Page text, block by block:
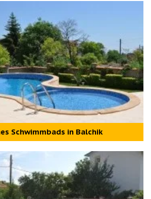
Schwimmbads in Balchik